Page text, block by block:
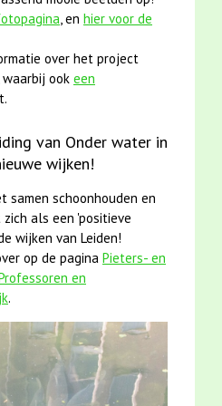
, en hier voor de
over het project
waarbij ook een
van Onder water in
wijken!
samen schoonhouden en
als een 'positieve
wijken van Leiden!
op de pagina Pieters- en
en
.